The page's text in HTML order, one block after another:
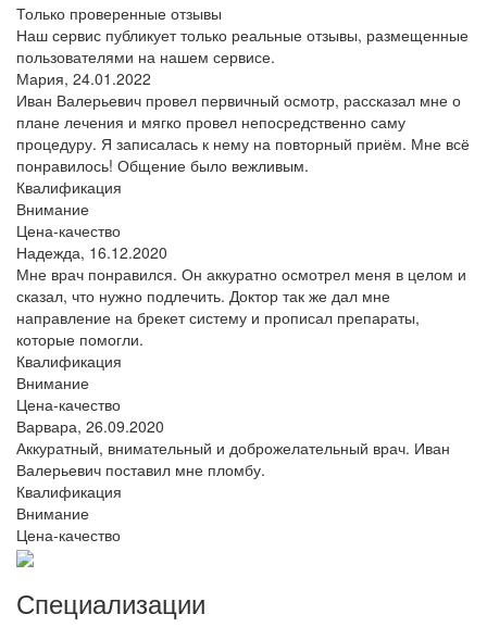
Только проверенные отзывы
Наш сервис публикует только реальные отзывы, размещенные
пользователями на нашем сервисе.
Мария, 24.01.2022
Иван Валерьевич провел первичный осмотр, рассказал мне о
плане лечения и мягко провел непосредственно саму
процедуру. Я записалась к нему на повторный приём. Мне всё
понравилось! Общение было вежливым.
Квалификация
Внимание
Цена-качество
Надежда, 16.12.2020
Мне врач понравился. Он аккуратно осмотрел меня в целом и
сказал, что нужно подлечить. Доктор так же дал мне
направление на брекет систему и прописал препараты,
которые помогли.
Квалификация
Внимание
Цена-качество
Варвара, 26.09.2020
Аккуратный, внимательный и доброжелательный врач. Иван
Валерьевич поставил мне пломбу.
Квалификация
Внимание
Цена-качество
Специализации